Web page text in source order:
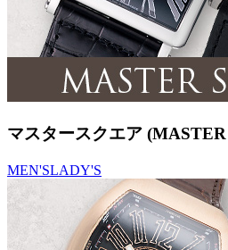
マスタースクエア
MEN'SLADY'S